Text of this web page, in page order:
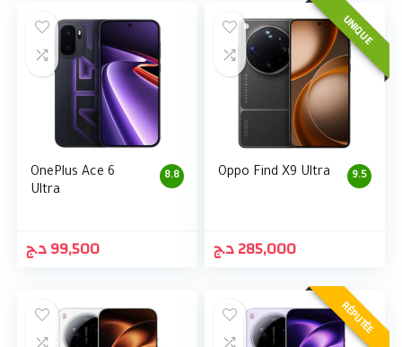
8.8
OnePlus Ace 6
Ultra
99,500د.ج
UNIQUE
9.5
Oppo Find X9 Ultra
285,000د.ج
RÉPUTÉE